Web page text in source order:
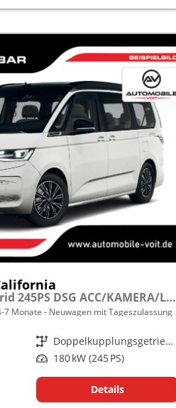
Beach 1.5 TSI eHybrid 245PS DSG ACC/KAMERA/LED frei konfigurierbar!
7 Monate Neuwagen mit Tageszulassung
Getriebe
Doppelkupplungsgetriebe (DSG)
Leistung 180 kW (245 PS)
Details